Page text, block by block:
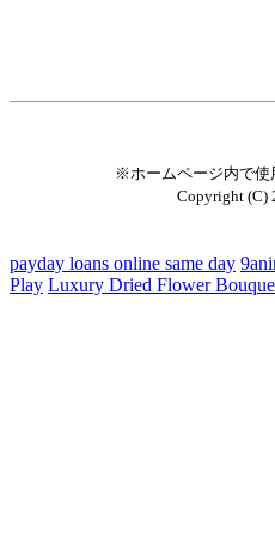
※ホームページ内で使
Copyright (C)
payday loans online same day
Play Luxury Dried Flower